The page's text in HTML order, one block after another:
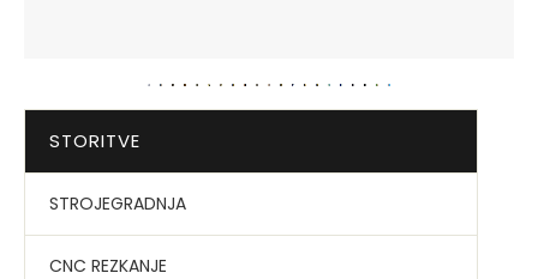
STORITVE
STROJEGRADNJA
CNC REZKANJE